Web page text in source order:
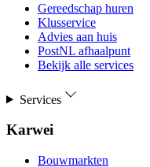
Gereedschap huren
Klusservice
Advies aan huis
PostNL afhaalpunt
Bekijk alle services
Services
Karwei
Bouwmarkten